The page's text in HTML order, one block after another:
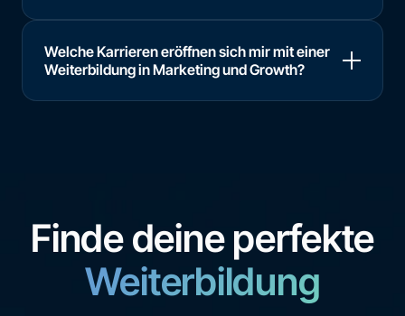
Welche Karrieren eröffnen sich mir mit einer
Weiterbildung in Marketing und Growth?
Finde deine perfekte
Weiterbildung